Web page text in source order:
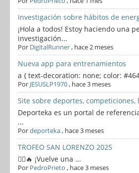
Investigación sobre hábitos de
¡Hola a todos! Estoy haciendo una
investigación...
Por DigitalRunner, hace 2 meses
Nueva app para entrenamientos
a { text-decoration: none; color:
Por JESUSLP1970, hace 3 meses
Site sobre deportes, competiciones,
Deporteka es un portal de
...
Pordeporteka, hace 3 meses
TROFEO SAN LORENZO 2025
🏃‍♂️🔥 ¡Vuelve una ...
Por PedroPrieto , hace 3 meses